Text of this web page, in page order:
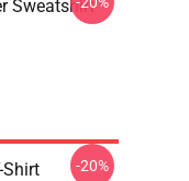
Sweatshirt
Shirt -20%